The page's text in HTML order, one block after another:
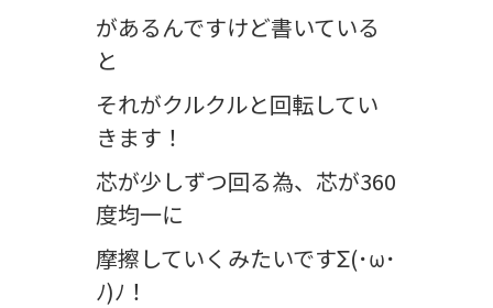
があるんですけど書いている
と
それがクルクルと回転してい
きます！
芯が少しずつ回る為、芯が360
度均一に
摩擦していくみたいですΣ(･ω･
ﾉ)ﾉ！